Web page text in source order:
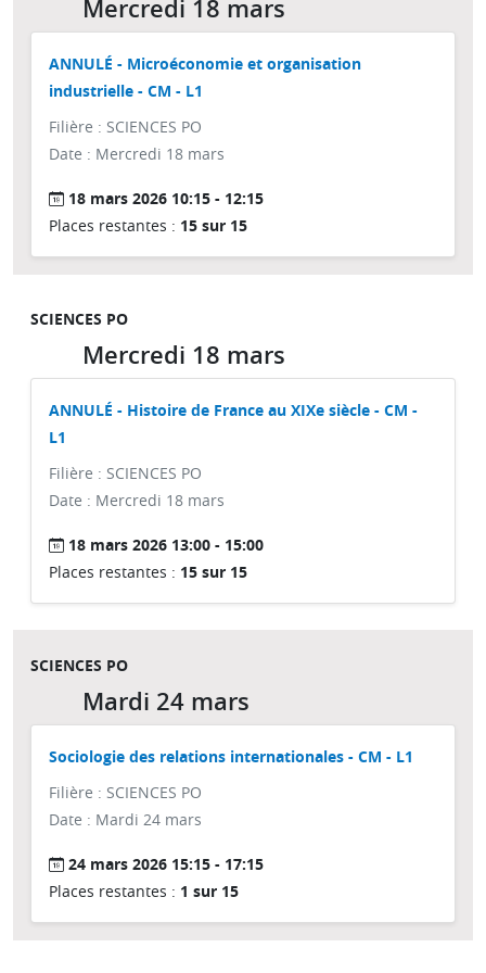
Mercredi 18 mars
ANNULÉ - Microéconomie et organisation
industrielle - CM - L1
Filière : SCIENCES PO
Date : Mercredi 18 mars
18 mars 2026 10:15 - 12:15
Places restantes : 15 sur 15
SCIENCES PO
Mercredi 18 mars
ANNULÉ - Histoire de France au XIXe siècle - CM -
L1
Filière : SCIENCES PO
Date : Mercredi 18 mars
18 mars 2026 13:00 - 15:00
Places restantes : 15 sur 15
SCIENCES PO
Mardi 24 mars
Sociologie des relations internationales - CM - L1
Filière : SCIENCES PO
Date : Mardi 24 mars
24 mars 2026 15:15 - 17:15
Places restantes : 1 sur 15